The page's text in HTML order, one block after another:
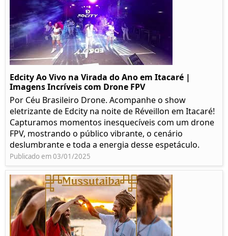
Edcity Ao Vivo na Virada do Ano em Itacaré |
Imagens Incríveis com Drone FPV
Por Céu Brasileiro Drone. Acompanhe o show
eletrizante de Edcity na noite de Réveillon em Itacaré!
Capturamos momentos inesquecíveis com um drone
FPV, mostrando o público vibrante, o cenário
deslumbrante e toda a energia desse espetáculo.
Publicado em 03/01/2025